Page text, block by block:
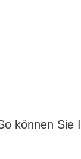
können Sie